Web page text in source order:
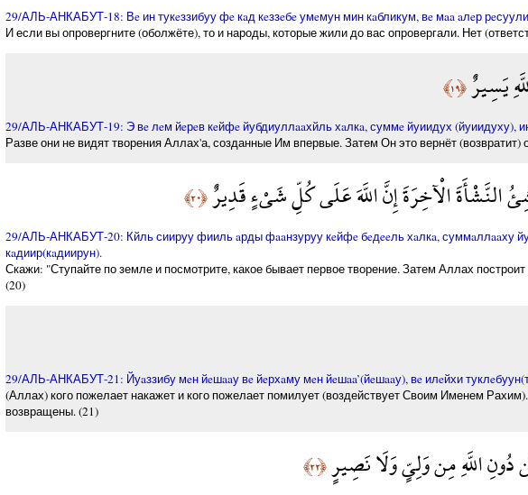
29/АЛЬ-АНКАБУТ-18: Вe ин тукeззибуу фe кaд кeззeбe умeмун мин кaбликум, вe мaa aлeр
И если вы опровергните (оболжёте), то и народы, которые жили до вас опровергали. Нет
يَسِيرٌ﴿١٩﴾
29/АЛЬ-АНКАБУТ-19: Э вe лeм йeрeв кeйфe йубдиуллaaхйль хaлкa, суммe йуиидух (йуиидуху),
Разве они не видят творения Аллах'а, созданные Им впервые. Затем Он это вернёт
النَّشْأَةَ الْآخِرَةَ إِنَّ اللَّهَ عَلَى كُلِّ شَيْءٍ قَدِيرٌ﴿٢٠﴾
29/АЛЬ-АНКАБУТ-20: Кйль сиируу фииль aрды фaaнзуруу кeйфe бeдeeль хaлкa, суммaллaaху
кaдиир(кaдиирун).
Скажи: "Ступайте по земле и посмотрите, какое бывает первое творение. Затем Аллах
(20)
29/АЛЬ-АНКАБУТ-21: Йуaззибу мeн йeшaaу вe йeрхaму мeн йeшaa’(йeшaaу), вe илeйхи
(Аллах) кого пожелает накажет и кого пожелает помилует (воздействует Своим Именем
возвращены. (21)
اللَّهِ مِن وَلِيٍّ وَلَا نَصِيرٍ﴿٢٢﴾